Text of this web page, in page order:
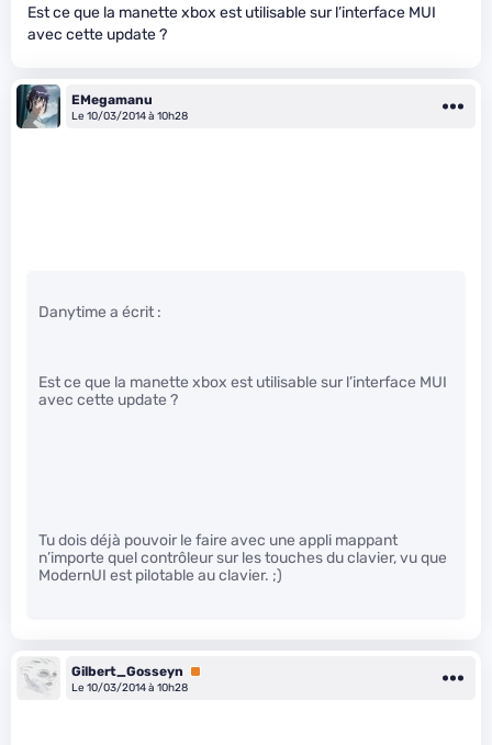
Est ce que la manette xbox est utilisable sur l’interface MUI
avec cette update ?
EMegamanu
Le 10/03/2014 à 10h28
Danytime a écrit :
Est ce que la manette xbox est utilisable sur l’interface MUI
avec cette update ?
Tu dois déjà pouvoir le faire avec une appli mappant
n’importe quel contrôleur sur les touches du clavier, vu que
ModernUI est pilotable au clavier. ;)
Gilbert_Gosseyn
Premium
Le 10/03/2014 à 10h28